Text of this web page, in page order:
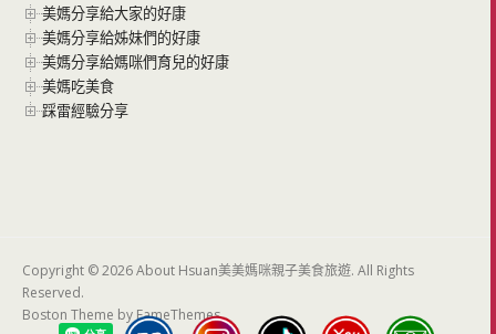
美媽分享給大家的好康
美媽分享給姊妹們的好康
美媽分享給媽咪們育兒的好康
美媽吃美食
踩雷經驗分享
Copyright © 2026 About Hsuan美美媽咪親子美食旅遊. All Rights
Reserved.
Boston Theme byFameThemes